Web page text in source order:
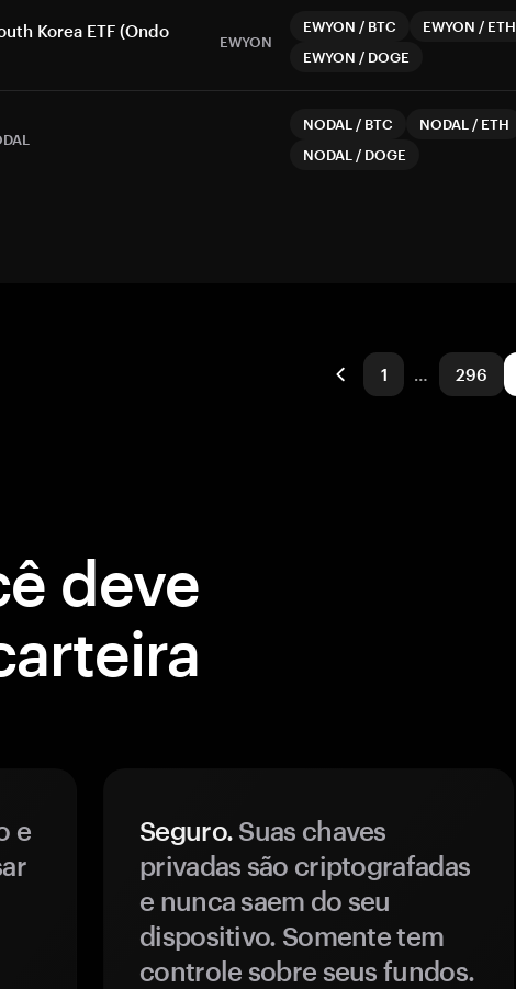
Korea ETF (Ondo
EWYON
EWYON / BTC EWYON / ETH
EWYON / DOGE
NODAL / BTC NODAL / ETH
NODAL / DOGE
1 … 296
deve
e
Seguro. Suas chaves
privadas são criptografadas
e nunca saem do seu
dispositivo. Somente tem
controle sobre seus fundos.